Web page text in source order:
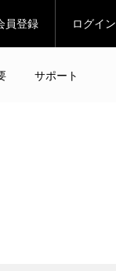
員登録 ログイン
サポート